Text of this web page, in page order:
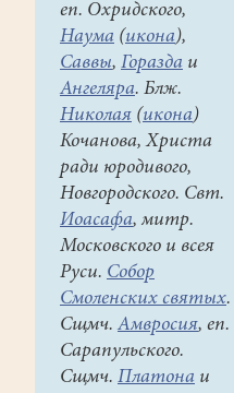
еп. Охридского,
Наума (икона),
Саввы, Горазда и
Ангеляра. Блж.
Николая (икона)
Кочанова, Христа
ради юродивого,
Новгородского. Свт.
Иоасафа, митр.
Московского и всея
Руси. Собор
Смоленских святых.
Сщмч. Амвросия, еп.
Сарапульского.
Сщмч. Платона и